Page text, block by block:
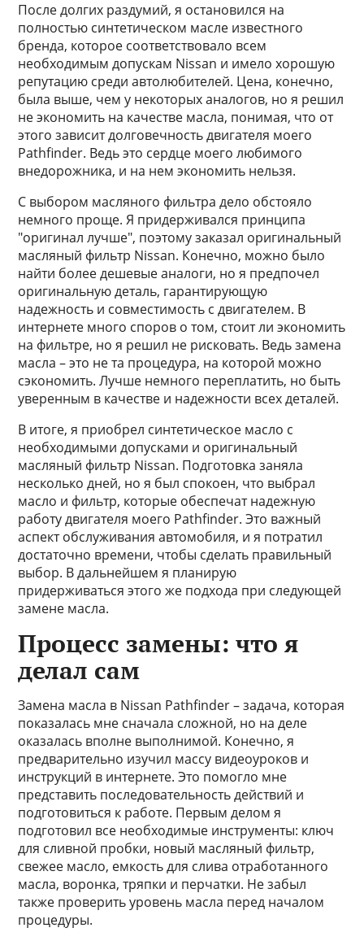
После долгих раздумий, я остановился на
полностью синтетическом масле известного
бренда, которое соответствовало всем
необходимым допускам Nissan и имело хорошую
репутацию среди автолюбителей. Цена, конечно,
была выше, чем у некоторых аналогов, но я решил
не экономить на качестве масла, понимая, что от
этого зависит долговечность двигателя моего
Pathfinder. Ведь это сердце моего любимого
внедорожника, и на нем экономить нельзя.
С выбором масляного фильтра дело обстояло
немного проще. Я придерживался принципа
"оригинал лучше", поэтому заказал оригинальный
масляный фильтр Nissan. Конечно, можно было
найти более дешевые аналоги, но я предпочел
оригинальную деталь, гарантирующую
надежность и совместимость с двигателем. В
интернете много споров о том, стоит ли экономить
на фильтре, но я решил не рисковать. Ведь замена
масла – это не та процедура, на которой можно
сэкономить. Лучше немного переплатить, но быть
уверенным в качестве и надежности всех деталей.
В итоге, я приобрел синтетическое масло с
необходимыми допусками и оригинальный
масляный фильтр Nissan. Подготовка заняла
несколько дней, но я был спокоен, что выбрал
масло и фильтр, которые обеспечат надежную
работу двигателя моего Pathfinder. Это важный
аспект обслуживания автомобиля, и я потратил
достаточно времени, чтобы сделать правильный
выбор. В дальнейшем я планирую
придерживаться этого же подхода при следующей
замене масла.
Процесс замены: что я
делал сам
Замена масла в Nissan Pathfinder – задача, которая
показалась мне сначала сложной, но на деле
оказалась вполне выполнимой. Конечно, я
предварительно изучил массу видеоуроков и
инструкций в интернете. Это помогло мне
представить последовательность действий и
подготовиться к работе. Первым делом я
подготовил все необходимые инструменты: ключ
для сливной пробки, новый масляный фильтр,
свежее масло, емкость для слива отработанного
масла, воронка, тряпки и перчатки. Не забыл
также проверить уровень масла перед началом
процедуры.